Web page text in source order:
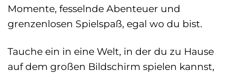
Momente, fesselnde Abenteuer und
grenzenlosen Spielspaß, egal wo du bist.
Tauche ein in eine Welt, in der du zu Hause
auf dem großen Bildschirm spielen kannst,